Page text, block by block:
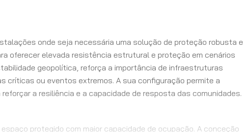
onde seja necessária uma solução de proteção robusta e
oferecer elevada resistência estrutural e proteção em cenários
geopolítica, reforça a importância de infraestruturas
críticas ou eventos extremos. A sua configuração permite a
a resiliência e a capacidade de resposta das comunidades.
protegido com maior capacidade de ocupação. A conceção